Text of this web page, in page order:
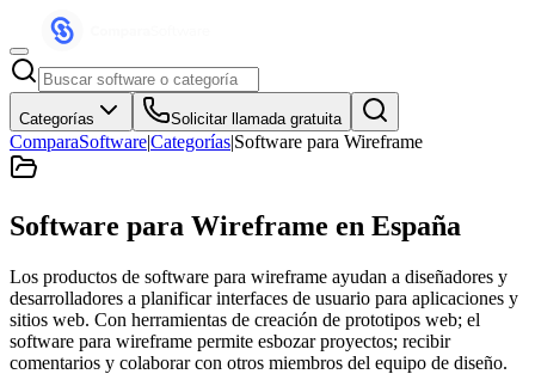
Categorías Solicitar llamada gratuita
ComparaSoftware|Categorías|Software para Wireframe
Software para Wireframe en España
Los productos de software para wireframe ayudan a diseñadores y
desarrolladores a planificar interfaces de usuario para aplicaciones y
sitios web. Con herramientas de creación de prototipos web; el
software para wireframe permite esbozar proyectos; recibir
comentarios y colaborar con otros miembros del equipo de diseño.